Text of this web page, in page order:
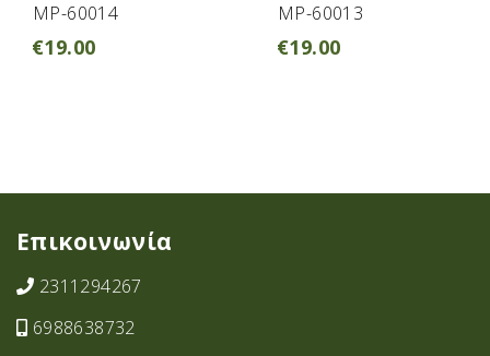
MP-60014
€19.00
MP-60013
€19.00
Επικοινωνία
2311294267
6988638732